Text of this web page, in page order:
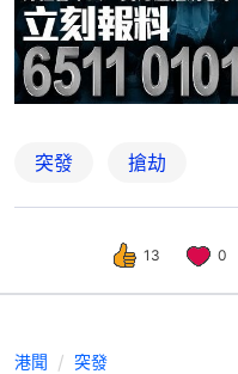
突發 搶劫
13 0
港聞 突發